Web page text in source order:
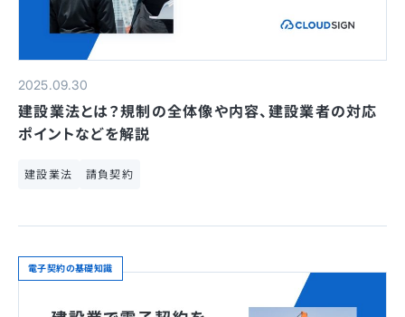
2025.09.30
建設業法とは？規制の全体像や内容、建設業者の対応
ポイントなどを解説
建設業法 請負契約
電子契約の基礎知識